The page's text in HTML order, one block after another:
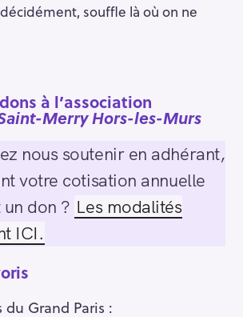
souffle là où on ne
à l’association
Merry Hors-les-Murs
nous soutenir en adhérant,
votre cotisation annuelle
don ? Les modalités
ICI.
du Grand Paris :